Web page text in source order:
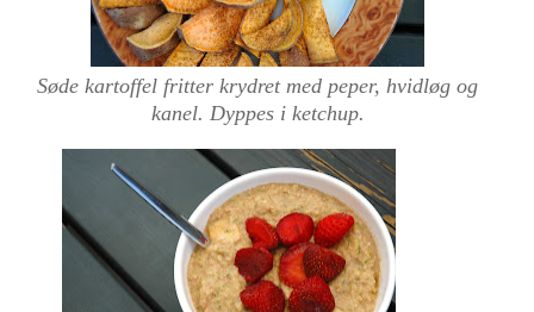
Søde kartoffel fritter krydret med peper, hvidløg og
kanel. Dyppes i ketchup.